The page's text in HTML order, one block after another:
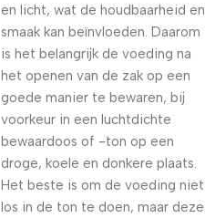
en licht, wat de houdbaarheid en
smaak kan beïnvloeden. Daarom
is het belangrijk de voeding na
het openen van de zak op een
goede manier te bewaren, bij
voorkeur in een luchtdichte
bewaardoos of -ton op een
droge, koele en donkere plaats.
Het beste is om de voeding niet
los in de ton te doen, maar deze